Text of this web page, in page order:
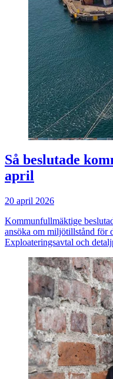
Så beslutade
april
20 april 2026
Kommunfullmäktige
ansöka om miljötillstånd för
Exploateringsavtal och